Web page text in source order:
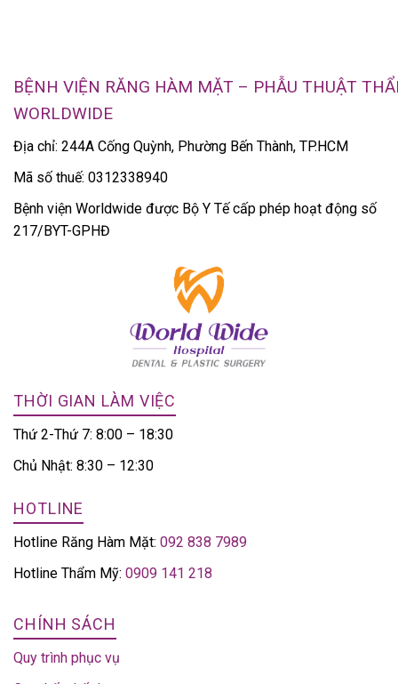
BỆNH VIỆN RĂNG HÀM MẶT – PHẪU THUẬT
WORLDWIDE
Địa chỉ: 244A Cống Quỳnh, Phường Bến Thành, TP.HCM
Mã số thuế: 0312338940
Bệnh viện Worldwide được Bộ Y Tế cấp phép hoạt động số
217/BYT-GPHĐ
THỜI GIAN LÀM VIỆC
Thứ 2-Thứ 7: 8:00 – 18:30
Chủ Nhật: 8:30 – 12:30
HOTLINE
Hotline Răng Hàm Mặt: 092 838 7989
Hotline Thẩm Mỹ: 0909 141 218
CHÍNH SÁCH
Quy trình phục vụ